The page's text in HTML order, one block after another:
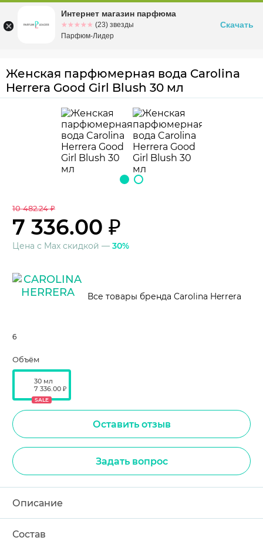
Омскул. Заозерная, 11, к. 1
Женская парфюмерная вода Carolina
Herrera Good Girl Blush 30 мл
10 482.24 ₽
7 336.00 ₽
Цена с Max скидкой — 30%
Все товары бренда Carolina Herrera
6
Объём
30 мл
7 336.00 ₽
SALE
Оставить отзыв
Задать вопрос
Описание
Состав
Интернет магазин парфюма
☆☆☆☆☆
★★★★★ (23) звезды
Парфюм-Лидер
Скачать